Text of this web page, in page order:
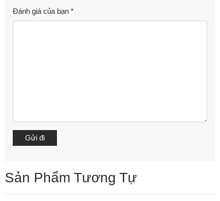
Đánh giá của bạn *
Sản Phẩm Tương Tự